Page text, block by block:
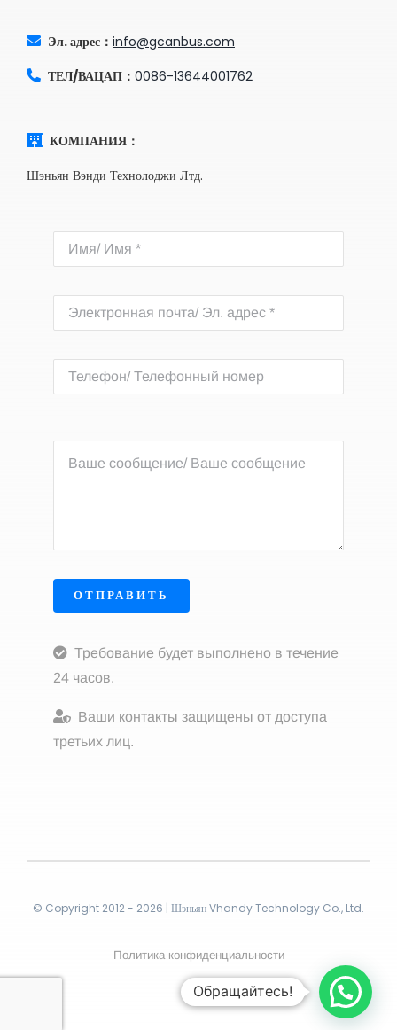
Эл. адрес： info@gcanbus.com
ТЕЛ/ВАЦАП： 0086-13644001762
КОМПАНИЯ：
Шэньян Вэнди Технолоджи Лтд.
ОТПРАВИТЬ
Требование будет выполнено в течение
24 часов.
Ваши контакты защищены от доступа
третьих лиц.
© Copyright 2012 - 2026 | Шэньян Vhandy Technology Co., Ltd.
Политика конфиденциальности
Обращайтесь!